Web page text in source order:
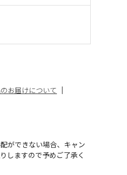
お届けについて
ができない場合、キャン
しますので予めご了承く